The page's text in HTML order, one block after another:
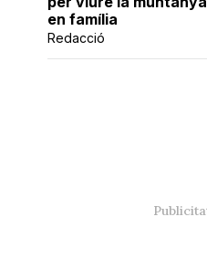
en família
Redacció